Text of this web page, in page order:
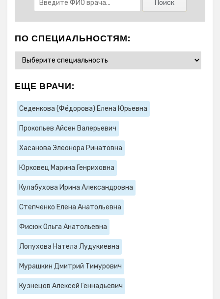
ПО СПЕЦИАЛЬНОСТЯМ:
ЕЩЕ ВРАЧИ:
Седенкова (Фёдорова) Елена Юрьевна
Прокопьев Айсен Валерьевич
Хасанова Элеонора Ринатовна
Юрковец Марина Генриховна
Кулабухова Ирина Александровна
Степченко Елена Анатольевна
Фисюк Ольга Анатольевна
Лопухова Натела Лудукиевна
Мурашкин Дмитрий Тимурович
Кузнецов Алексей Геннадьевич